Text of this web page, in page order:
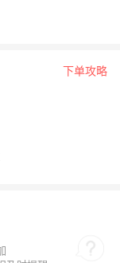
下单攻略